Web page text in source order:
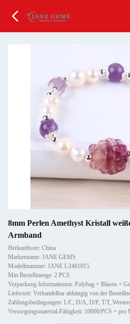
8mm Perlen Amethyst Kristall
Armband
Herkunftsort: China
Markenname: JANE GEMS
Modellnummer: JANE I-2401015
Min Bestellmenge: 2 PCS
Verpackung Informationen: Polybag + Blasen +
Lieferzeit: Verhandelbar abhängig von der
Zahlungsbedingungen: L/C, D/A, D/P, T/T,
Versorgungsmaterial-Fähigkeit: 10000/PCS + pro